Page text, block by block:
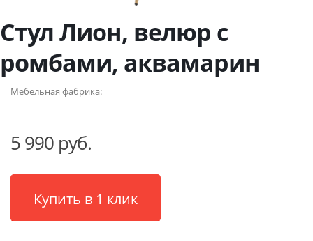
Стул Лион, велюр с
ромбами, аквамарин
Мебельная фабрика:
5 990 руб.
Купить в 1 клик